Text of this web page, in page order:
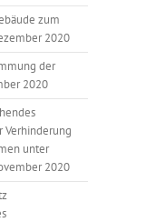
zum
2020
der
2020
Verhinderung
unter
2020